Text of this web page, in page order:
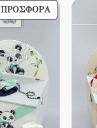
ΠΡΟΣΦΟΡΆΠΡΟΪΌΝ